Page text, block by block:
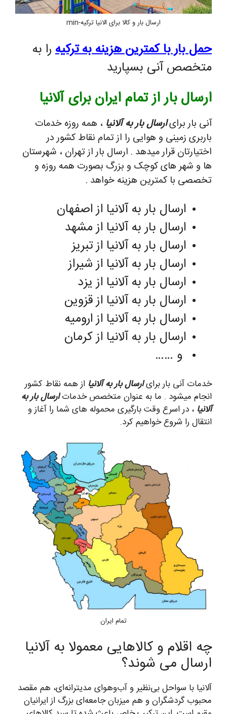
ارسال بار و کالا برای الانیا ترکیه-min
حمل بار با کمترین هزینه به ترکیه را به
متخصص آنی بسپارید
ارسال بار از تمام ایران برای آلانیا
آنی بار برایارسال بار به آلانیا ، همه روزه خدمات
باربری زمینی و هوایی را از تمام نقاط کشور در
اختیارتان قرار میدهد . ارسال بار از تهران ، شهرستان
ها و شهر های کوچک و بزرگ بصورت همه روزه و
تخصصی با کمترین هزینه خواهد .
ارسال بار به آلانیا از اصفهان
ارسال بار به آلانیا از مشهد
ارسال بار به آلانیا از تبریز
ارسال بار به آلانیا از شیراز
ارسال بار به آلانیا از یزد
ارسال بار به آلانیا از قزوین
ارسال بار به آلانیا از ارومیه
ارسال بار به آلانیا از کرمان
و ……
خدمات آنی بار برایارسال بار به آلانیا از همه نقاط کشور
انجام میشود . ما به عنوان متخصص خدماتارسال بار به
آلانیا ، در اسرع وقت بارگیری محموله های شما را آغاز و
انتقال را شروع خواهیم کرد.
تمام ایران
چه اقلام و کالاهایی معمولا به آلانیا
ارسال می شوند؟
آلانیا با سواحل بی‌نظیر و آب‌وهوای مدیترانه‌ای، هم مقصد
محبوب گردشگران و هم میزبان جامعه‌ای بزرگ از ایرانیان